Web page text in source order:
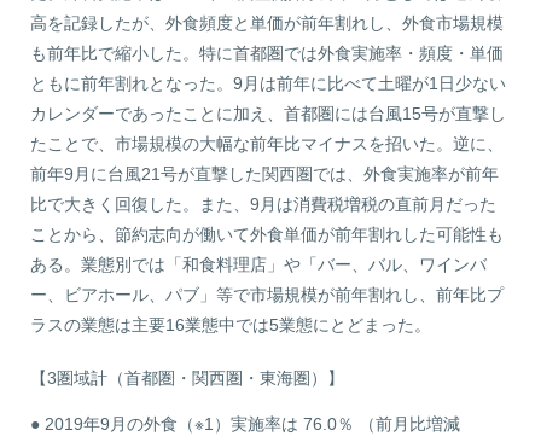
高を記録したが、外食頻度と単価が前年割れし、外食市場規模
も前年比で縮小した。特に首都圏では外食実施率・頻度・単価
ともに前年割れとなった。9月は前年に比べて土曜が1日少ない
カレンダーであったことに加え、首都圏には台風15号が直撃し
たことで、市場規模の大幅な前年比マイナスを招いた。逆に、
前年9月に台風21号が直撃した関西圏では、外食実施率が前年
比で大きく回復した。また、9月は消費税増税の直前月だった
ことから、節約志向が働いて外食単価が前年割れした可能性も
ある。業態別では「和食料理店」や「バー、バル、ワインバ
ー、ビアホール、パブ」等で市場規模が前年割れし、前年比プ
ラスの業態は主要16業態中では5業態にとどまった。
【3圏域計（首都圏・関西圏・東海圏）】
● 2019年9月の外食（※1）実施率は 76.0％ （前月比増減